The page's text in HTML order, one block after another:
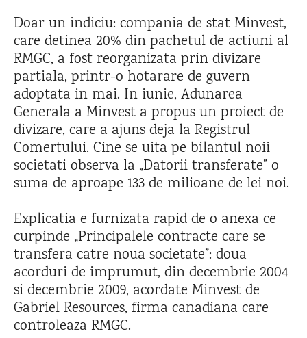
Doar un indiciu: compania de stat Minvest,
care detinea 20% din pachetul de actiuni al
RMGC, a fost reorganizata prin divizare
partiala, printr-o hotarare de guvern
adoptata in mai. In iunie, Adunarea
Generala a Minvest a propus un proiect de
divizare, care a ajuns deja la Registrul
Comertului. Cine se uita pe bilantul noii
societati observa la „Datorii transferate” o
suma de aproape 133 de milioane de lei noi.
Explicatia e furnizata rapid de o anexa ce
curpinde „Principalele contracte care se
transfera catre noua societate”: doua
acorduri de imprumut, din decembrie 2004
si decembrie 2009, acordate Minvest de
Gabriel Resources, firma canadiana care
controleaza RMGC.